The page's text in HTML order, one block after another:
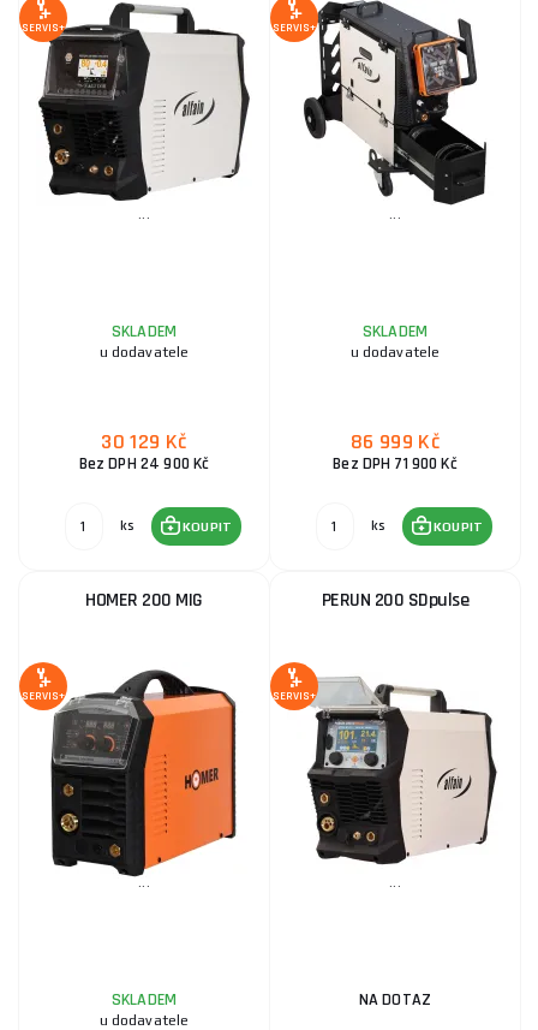
SERVIS+
...
SKLADEM
u dodavatele
30 129 Kč
Bez DPH 24 900 Kč
ks KOUPIT
SERVIS+
...
SKLADEM
u dodavatele
86 999 Kč
Bez DPH 71 900 Kč
ks KOUPIT
HOMER 200 MIG
SERVIS+
...
SKLADEM
u dodavatele
PERUN 200 SDpulse
SERVIS+
...
NA DOTAZ